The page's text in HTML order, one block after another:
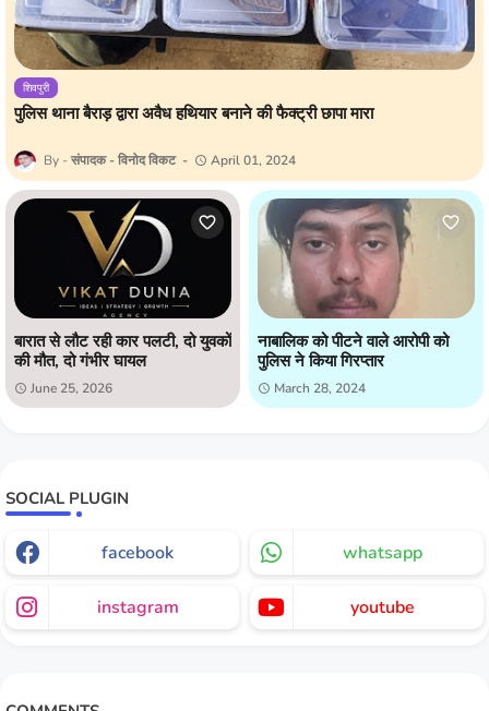
शिवपुरी
पुलिस थाना बैराड़ द्वारा अवैध हथियार बनाने की फैक्ट्री छापा मारा
संपादक - विनोद विकट April 01, 2024
बारात से लौट रही कार पलटी, दो युवकों
की मौत, दो गंभीर घायल
June 25, 2026
नाबालिक को पीटने वाले आरोपी को
पुलिस ने किया गिरप्तार
March 28, 2024
SOCIAL PLUGIN
facebook whatsapp
instagram youtube